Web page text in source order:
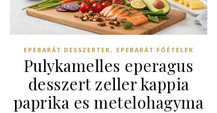
EPEBARÁT DESSZERTEK, EPEBARÁT FŐÉTELEK
Pulykamelles eperagus
desszert zeller kappia
paprika es metelohagyma